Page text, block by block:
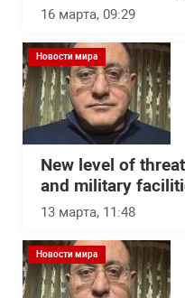
16 марта, 09:29
Новости мира
New level of
and military
13 марта, 11:48
Новости мира